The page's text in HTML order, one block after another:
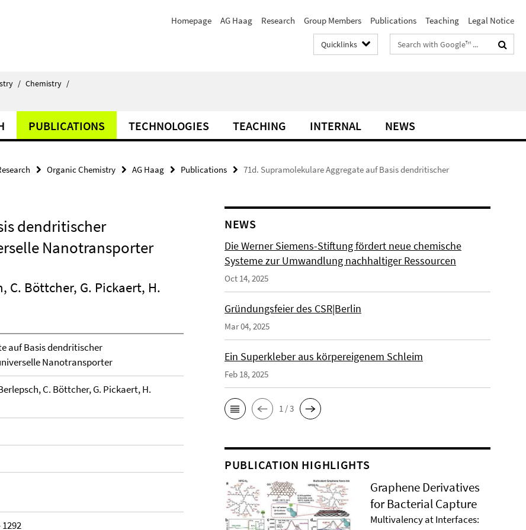
Homepage AG Haag Research Group Members Publications Teaching Legal Notice
Quicklinks
Search
terms
/ Chemistry /
PUBLICATIONS TECHNOLOGIES TEACHING INTERNAL NEWS
Organic Chemistry AG Haag Publications
71d. Supramolekulare Aggregate auf Basis dendritischer
dendritischer
Nanotransporter
C. Böttcher, G. Pickaert, H.
auf Basis dendritischer
Nanotransporter
C. Böttcher, G. Pickaert, H.
1292
NEWS
Die Werner Siemens-Stiftung fördert neue chemische
Systeme zur Umwandlung nachhaltiger Ressourcen
Oct 14, 2025
Gründungsfeier des CSR|Berlin
Mar 04, 2025
Ein Superkleber aus körpereigenem Schleim
Feb 18, 2025
1 / 3
PUBLICATION HIGHLIGHTS
Graphene Derivatives
for Bacterial Capture
Multivalency at Interfaces: